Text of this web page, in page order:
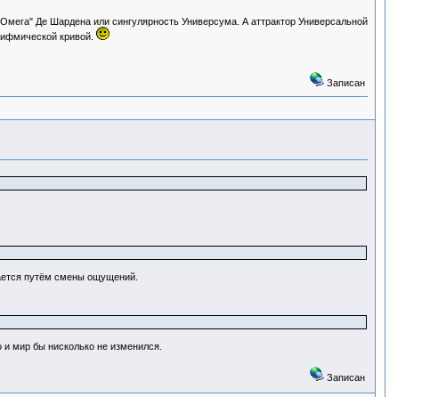
Де Шардена или сингулярность Универсума. А аттрактор Универсальной
кривой.
Записан
путём смены ощущений.
мир бы нисколько не изменился.
Записан